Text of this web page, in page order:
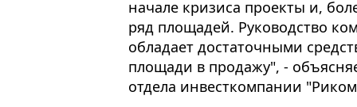
начале кризиса проекты и,
ряд площадей. Руководство
обладает достаточными
площади в продажу", -
отдела инвесткомпании